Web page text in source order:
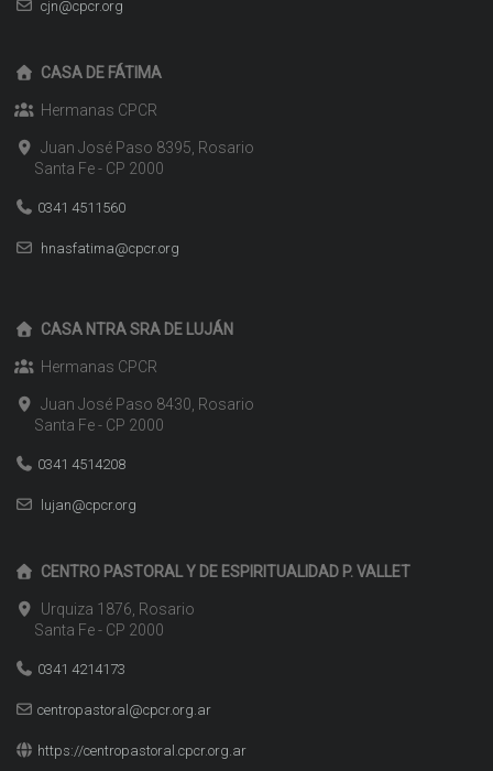
cjn@cpcr.org
CASA DE FÁTIMA
Hermanas CPCR
Juan José Paso 8395, Rosario
Santa Fe - CP 2000
0341 4511560
hnasfatima@cpcr.org
CASA NTRA SRA DE LUJÁN
Hermanas CPCR
Juan José Paso 8430, Rosario
Santa Fe - CP 2000
0341 4514208
lujan@cpcr.org
CENTRO PASTORAL Y DE ESPIRITUALIDAD P. VALLET
Urquiza 1876, Rosario
Santa Fe - CP 2000
0341 4214173
centropastoral@cpcr.org.ar
https://centropastoral.cpcr.org.ar